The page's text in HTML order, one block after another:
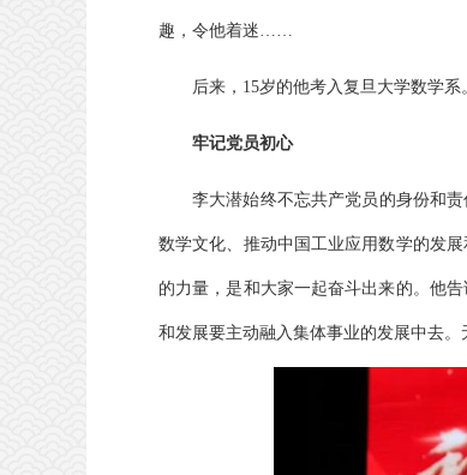
趣，令他着迷……
后来，15岁的他考入复旦大学数学
牢记党员初心
李大潜始终不忘共产党员的身份和
数学文化、推动中国工业应用数学的发
的力量，是和大家一起奋斗出来的。他
和发展要主动融入集体事业的发展中去。